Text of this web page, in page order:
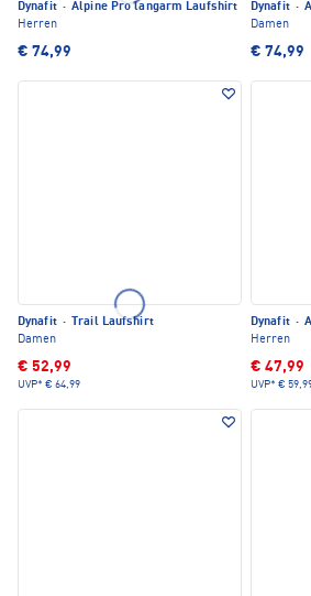
Dynafit · Alpine Pro langarm Laufshirt
Herren
€ 74,99
Dynafit ·
Damen
€ 74,99
Dynafit ·
Trail Laufshirt
Damen
€ 52,99
UVP* € 64,99
Dynafit ·
Herren
€ 47,99
UVP* €